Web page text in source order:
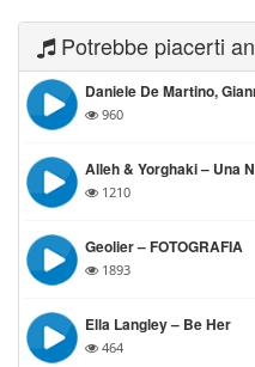
Potrebbe piacerti
Daniele De Martino,
960
Alleh & Yorghaki – Una
1210
Geolier – FOTOGRAFIA
1893
Ella Langley – Be Her
464